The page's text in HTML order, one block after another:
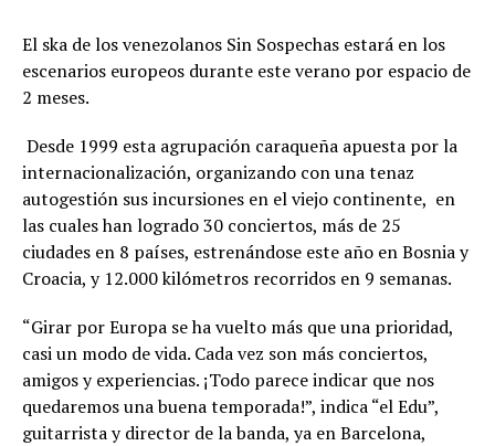
El ska de los venezolanos Sin Sospechas estará en los
escenarios europeos durante este verano por espacio de
2 meses.
Desde 1999 esta agrupación caraqueña apuesta por la
internacionalización, organizando con una tenaz
autogestión sus incursiones en el viejo continente, en
las cuales han logrado 30 conciertos, más de 25
ciudades en 8 países, estrenándose este año en Bosnia y
Croacia, y 12.000 kilómetros recorridos en 9 semanas.
“Girar por Europa se ha vuelto más que una prioridad,
casi un modo de vida. Cada vez son más conciertos,
amigos y experiencias. ¡Todo parece indicar que nos
quedaremos una buena temporada!”, indica “el Edu”,
guitarrista y director de la banda, ya en Barcelona,